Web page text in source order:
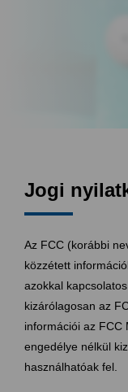
Jogi
Az FCC (korábbi
közzétett
azokkal
kizárólagosan az
információi az FCC
engedélye nélkül
használhatóak fel.